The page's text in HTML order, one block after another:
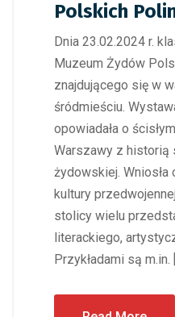
Polskich
Dnia 23.02.2024 r.
Muzeum Żydów
znajdującego się w
śródmieściu.
opowiadała o
Warszawy z historią
żydowskiej. Wniosła
kultury
stolicy wielu
literackiego,
Przykładami są m.in.